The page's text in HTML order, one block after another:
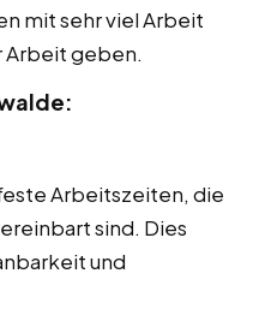
mit sehr viel Arbeit
Arbeit geben.
Arbeitszeiten, die
sind. Dies
und